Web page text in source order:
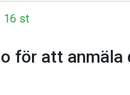
16 st
för att anmäla